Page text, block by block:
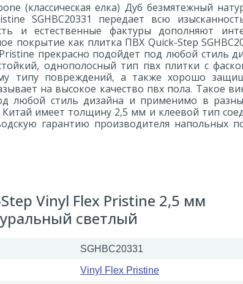
(классическая елка) Дуб безмятежный
SGHBC20331 передает всю
и естественные фактуры дополняют
покрытие как плитка ПВХ Quick-Step
прекрасно подойдет под любой стиль
однополосный тип пвх плитки с
типу повреждений, а также хорошо
на высокое качество пвх пола. Такое
любой стиль дизайна и применимо в
имеет толщину 2,5 мм и клеевой тип
гарантию производителя напольных
Vinyl Flex Pristine 2,5 мм
светлый
SGHBC20331
Vinyl Flex Pristine